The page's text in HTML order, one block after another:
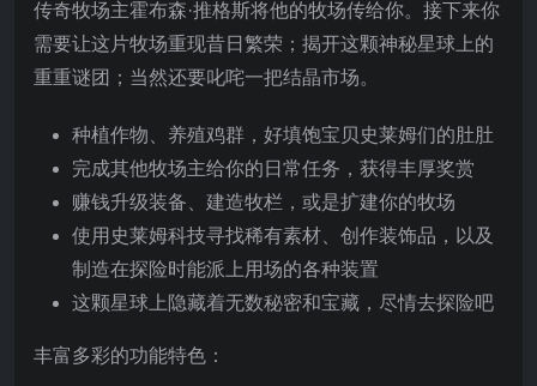
传奇牧场主霍布森·推格斯将他的牧场传给你。接下来你
需要让这片牧场重现昔日繁荣；揭开这颗神秘星球上的
重重谜团；当然还要叱咤一把结晶市场。
种植作物、养殖鸡群，好填饱宝贝史莱姆们的肚肚
完成其他牧场主给你的日常任务，获得丰厚奖赏
赚钱升级装备、建造牧栏，或是扩建你的牧场
使用史莱姆科技寻找稀有素材、创作装饰品，以及
制造在探险时能派上用场的各种装置
这颗星球上隐藏着无数秘密和宝藏，尽情去探险吧
丰富多彩的功能特色：